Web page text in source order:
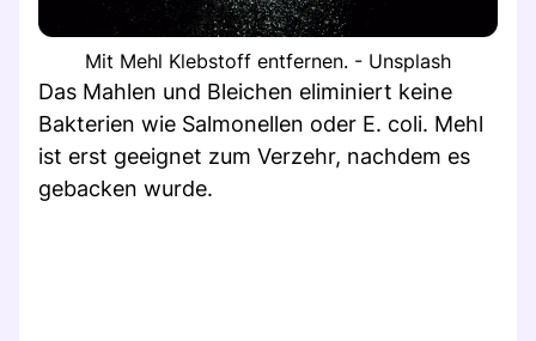
Mit Mehl Klebstoff entfernen. - Unsplash
Das Mahlen und Bleichen eliminiert keine
Bakterien wie Salmonellen oder E. coli. Mehl
ist erst geeignet zum Verzehr, nachdem es
gebacken wurde.